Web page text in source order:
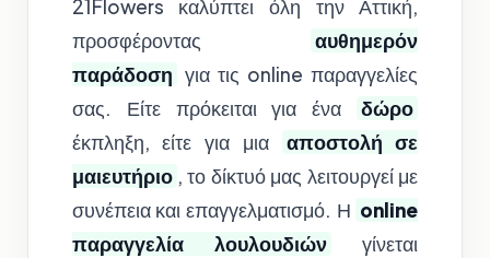
21Flowers καλύπτει όλη την Αττική,
προσφέροντας
αυθημερόν
παράδοση για τις online παραγγελίες
σας. Είτε πρόκειται για ένα
δώρο
έκπληξη, είτε για μια
αποστολή σε
μαιευτήριο , το δίκτυό μας λειτουργεί με
συνέπεια και επαγγελματισμό. Η online
παραγγελία λουλουδιών
γίνεται